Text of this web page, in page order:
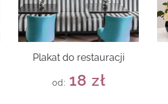
Plakat do restauracji
od: 18 zł